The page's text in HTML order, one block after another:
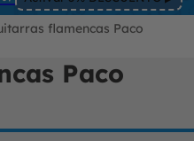
flamencas Paco
Paco